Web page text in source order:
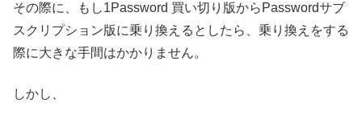
その際に、もし1Password 買い切り版からPasswordサブ
スクリプション版に乗り換えるとしたら、乗り換えをする
際に大きな手間はかかりません。
しかし、